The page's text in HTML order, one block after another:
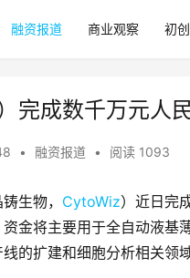
融资报道 商业观察 初
完成数千万元人
• 融资报道 • 阅读 1093
生物， CytoWiz）近日完
金将主要用于全自动液
的扩建和细胞分析相关领